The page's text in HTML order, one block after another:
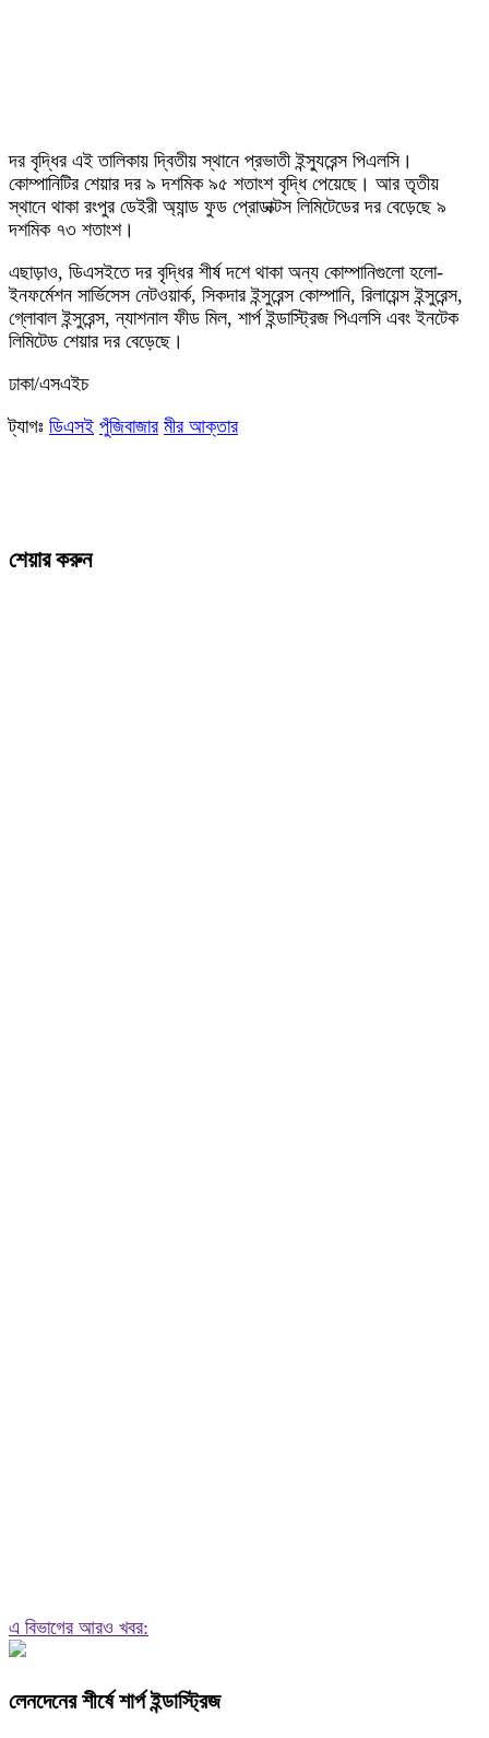
দর বৃদ্ধির এই তালিকায় দ্বিতীয় স্থানে প্রভাতী ইন্স্যুরেন্স পিএলসি।
কোম্পানিটির শেয়ার দর ৯ দশমিক ৯৫ শতাংশ বৃদ্ধি পেয়েছে। আর তৃতীয়
স্থানে থাকা রংপুর ডেইরী অ্যান্ড ফুড প্রোডাক্টস লিমিটেডের দর বেড়েছে ৯
দশমিক ৭৩ শতাংশ।
এছাড়াও, ডিএসইতে দর বৃদ্ধির শীর্ষ দশে থাকা অন্য কোম্পানিগুলো হলো-
ইনফর্মেশন সার্ভিসেস নেটওয়ার্ক, সিকদার ইন্সুরেন্স কোম্পানি, রিলায়েন্স ইন্সুরেন্স,
গ্লোবাল ইন্সুরেন্স, ন্যাশনাল ফীড মিল, শার্প ইন্ডাস্ট্রিজ পিএলসি এবং ইনটেক
লিমিটেড শেয়ার দর বেড়েছে।
ঢাকা/এসএইচ
ট্যাগঃ ডিএসই পুঁজিবাজার মীর আক্তার
শেয়ার করুন
এ বিভাগের আরও খবর:
লেনদেনের শীর্ষে শার্প ইন্ডাস্ট্রিজ